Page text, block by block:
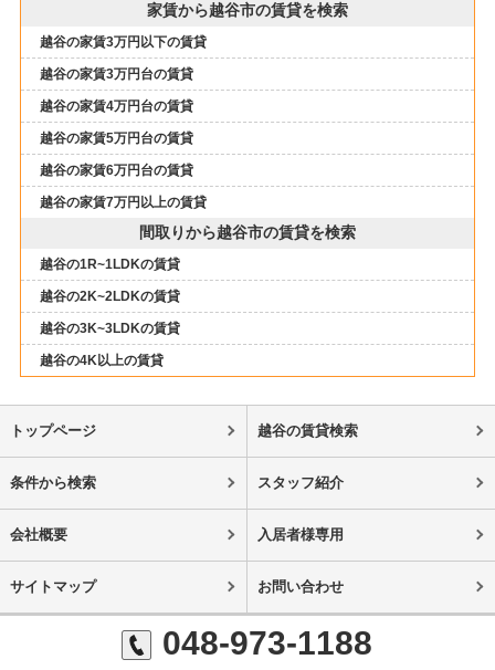
家賃から越谷市の賃貸を検索
越谷の家賃3万円以下の賃貸
越谷の家賃3万円台の賃貸
越谷の家賃4万円台の賃貸
越谷の家賃5万円台の賃貸
越谷の家賃6万円台の賃貸
越谷の家賃7万円以上の賃貸
間取りから越谷市の賃貸を検索
越谷の1R~1LDKの賃貸
越谷の2K~2LDKの賃貸
越谷の3K~3LDKの賃貸
越谷の4K以上の賃貸
トップページ 越谷の賃貸検索
条件から検索 スタッフ紹介
会社概要 入居者様専用
サイトマップ お問い合わせ
048-973-1188